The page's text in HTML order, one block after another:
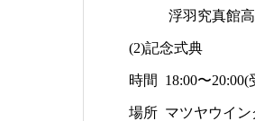
浮羽究真館高
(2)記念式典
時間 18:00〜20:00(
場所 マツヤウイン